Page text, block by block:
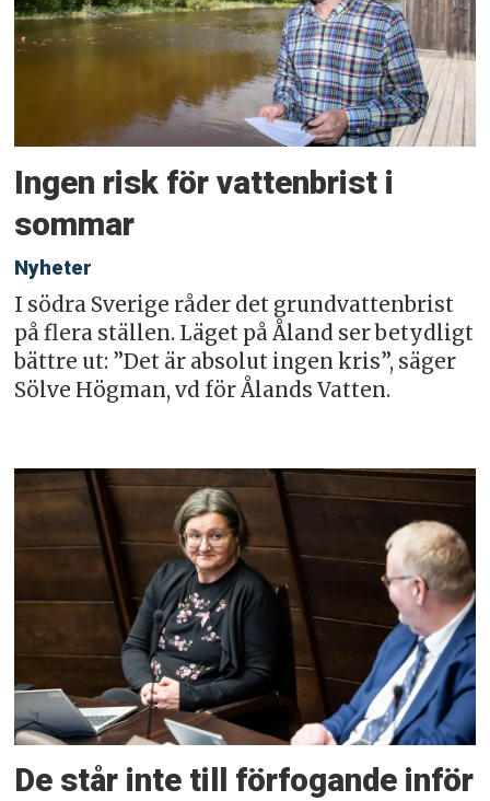
Ingen risk för vattenbrist i
sommar
Nyheter
I södra Sverige råder det grundvattenbrist
på flera ställen. Läget på Åland ser betydligt
bättre ut: ”Det är absolut ingen kris”, säger
Sölve Högman, vd för Ålands Vatten.
De står inte till förfogande inför